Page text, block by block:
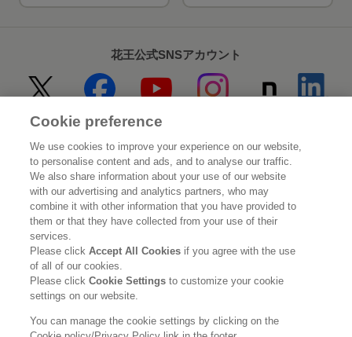
花王公式SNSアカウント
Home 花王について
サステナビリティ イノベーション
ブランド 投資家情報
ニュースルーム 採用情報
利用規約 花王のアクセシビリティ 個人情報保護方針
利用者情報の外部送信 ソーシャルメディアポリシー
Cookie preference
We use cookies to improve your experience on our website,
to personalise content and ads, and to analyse our traffic.
We also share information about your use of our website
with our advertising and analytics partners, who may
combine it with other information that you have provided to
them or that they have collected from your use of their
services.
Please clickAccept All Cookies if you agree with the use
of all of our cookies.
Please clickCookie Settingsto customize your cookie
settings on our website.
You can manage the cookie settings by clicking on the